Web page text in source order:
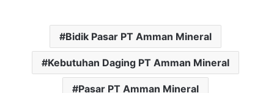
Bidik Pasar PT Amman Mineral
Kebutuhan Daging PT Amman Mineral
Pasar PT Amman Mineral